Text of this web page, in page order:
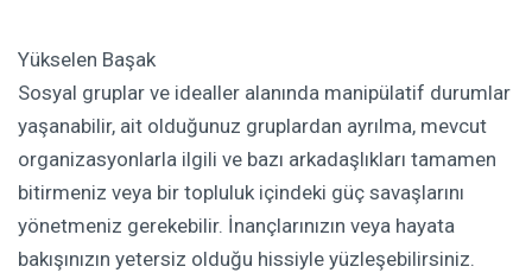
Yükselen Başak
Sosyal gruplar ve idealler alanında manipülatif durumlar
yaşanabilir, ait olduğunuz gruplardan ayrılma, mevcut
organizasyonlarla ilgili ve bazı arkadaşlıkları tamamen
bitirmeniz veya bir topluluk içindeki güç savaşlarını
yönetmeniz gerekebilir. İnançlarınızın veya hayata
bakışınızın yetersiz olduğu hissiyle yüzleşebilirsiniz.